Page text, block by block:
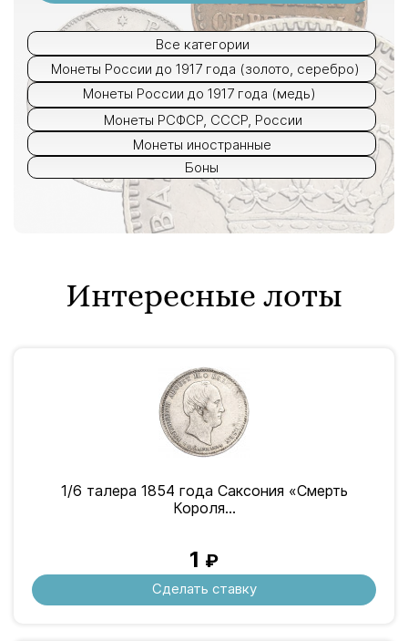
Все категории
Монеты России до 1917 года (золото, серебро)
Монеты России до 1917 года (медь)
Монеты РСФСР, СССР, России
Монеты иностранные
Боны
Интересные лоты
1/6 талера 1854 года Саксония «Смерть
Короля...
1 ₽
Сделать ставку